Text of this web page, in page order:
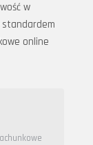
w
online